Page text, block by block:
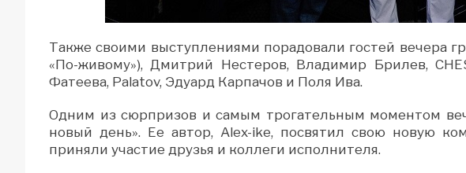
Также своими выступлениями порадовали гостей вечера
«По-живому»), Дмитрий Нестеров, Владимир Брилев,
Фатеева, Palatov, Эдуард Карпачов и Поля Ива.
Одним из сюрпризов и самым трогательным моментом
новый день». Ее автор, Alex-ike, посвятил свою новую
приняли участие друзья и коллеги исполнителя.